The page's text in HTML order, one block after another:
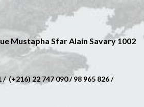
Mustapha Sfar Alain Savary 1002
(+216) 22 747 090 / 98 965 826 /